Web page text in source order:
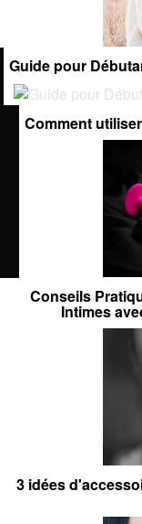
Guide pour
Comment
Conseils
Intimes
3 idées